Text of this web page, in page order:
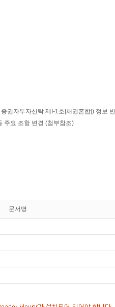
권자투자신탁 제I-1호[채권혼합]) 정보
주요 조항 변경 (첨부참조)
문서명